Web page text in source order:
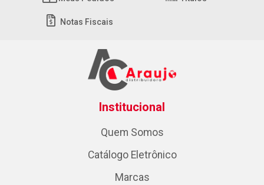
Notas Fiscais
Institucional
Quem Somos
Catálogo Eletrônico
Marcas